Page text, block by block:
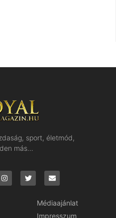
sport, életmód,
más…
Médiaajánlat
Impresszum